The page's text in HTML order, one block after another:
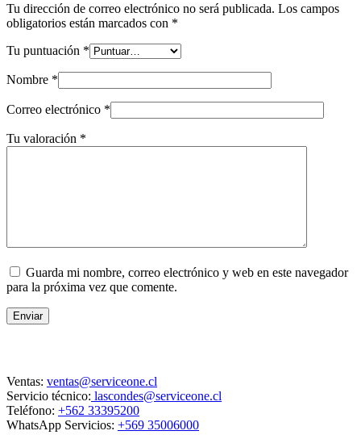
Tu dirección de correo electrónico no será publicada. Los campos
obligatorios están marcados con *
Tu puntuación *
Nombre *
Correo electrónico *
Tu valoración *
Guarda mi nombre, correo electrónico y web en este navegador
para la próxima vez que comente.
Enviar
Ventas: ventas@serviceone.cl
Servicio técnico: lascondes@serviceone.cl
Teléfono: +562 33395200
WhatsApp Servicios: +569 35006000